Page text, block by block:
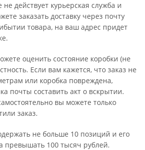
действует курьерская служба и
заказать доставку через почту
товара, на ваш адрес придет
оценить состояние коробки (не
Если вам кажется, что заказ не
или коробка повреждена,
почты составить акт о вскрытии.
вы можете только
заказ.
не больше 10 позиций и его
превышать 100 тысяч рублей.